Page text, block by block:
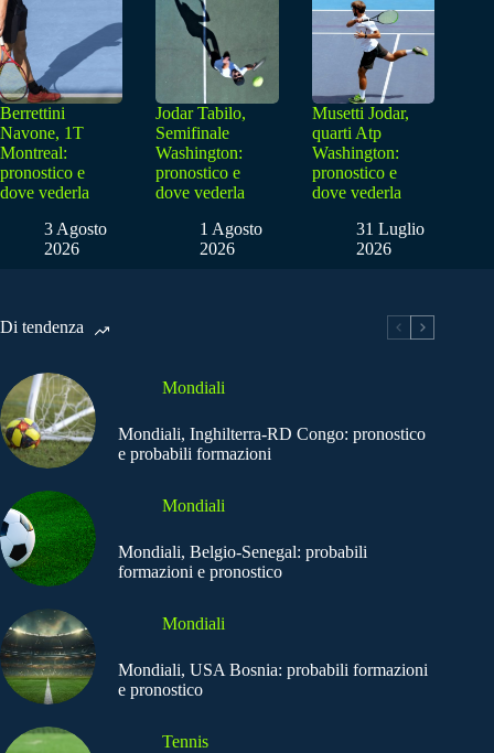
Berrettini
Navone, 1T
Montreal:
pronostico e
dove vederla
3 Agosto
2026
Jodar Tabilo,
Semifinale
Washington:
pronostico e
dove vederla
1 Agosto
2026
Musetti Jodar,
quarti Atp
Washington:
pronostico e
dove vederla
31 Luglio
2026
Di tendenza
Mondiali
Mondiali, Inghilterra-RD Congo: pronostico
e probabili formazioni
Mondiali
Mondiali, Belgio-Senegal: probabili
formazioni e pronostico
Mondiali
Mondiali, USA Bosnia: probabili formazioni
e pronostico
Tennis